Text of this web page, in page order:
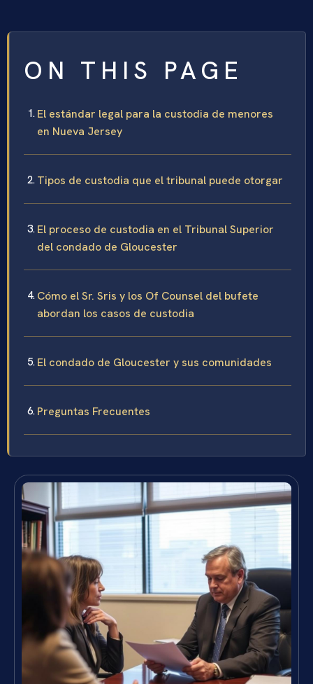
ON THIS PAGE
El estándar legal para la custodia de menores
en Nueva Jersey
Tipos de custodia que el tribunal puede otorgar
El proceso de custodia en el Tribunal Superior
del condado de Gloucester
Cómo el Sr. Sris y los Of Counsel del bufete
abordan los casos de custodia
El condado de Gloucester y sus comunidades
Preguntas Frecuentes